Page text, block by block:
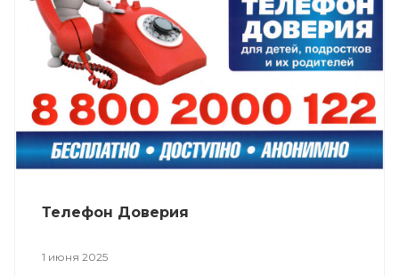
Телефон Доверия
1 июня 2025